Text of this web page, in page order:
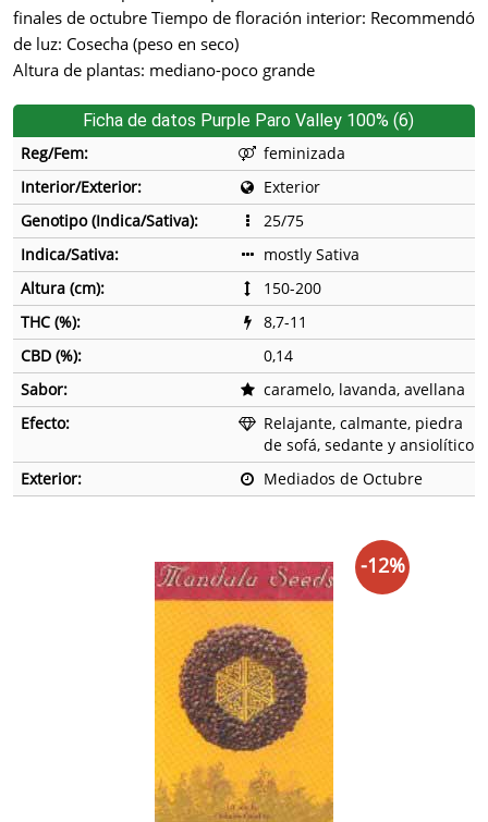
finales de octubre Tiempo de floración interior: Recommendó
de luz: Cosecha (peso en seco)
Altura de plantas: mediano-poco grande
Ficha de datos Purple Paro Valley 100% (6)
Reg/Fem:
feminizada
Interior/Exterior:
Exterior
Genotipo (Indica/Sativa):
25/75
Indica/Sativa:
mostly Sativa
Altura (cm):
150-200
THC (%):
8,7-11
CBD (%):
0,14
Sabor:
caramelo, lavanda, avellana
Efecto:
Relajante, calmante, piedra
de sofá, sedante y ansiolítico
Exterior:
Mediados de Octubre
-12%